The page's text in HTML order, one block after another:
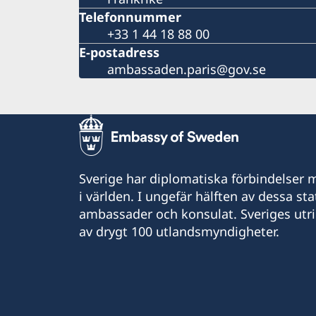
Telefonnummer
+33 1 44 18 88 00
E-postadress
ambassaden.paris@gov.se
Sverige har diplomatiska förbindelser
i världen. I ungefär hälften av dessa
ambassader och konsulat. Sveriges
av drygt 100 utlandsmyndigheter.